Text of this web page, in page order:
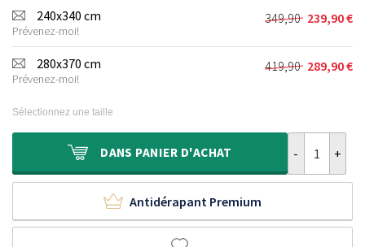
initial
était :
249,90 €.
actuel
est :
169,90 €.
240x340 cm
Prévenez-moi!
349,90
Le
prix
initial
était :
239,90€
Le
prix
actuel
est :
280x370 cm
Prévenez-moi!
419,90
Le
419,90 €.
289,90€
Le
289,90 €.
Sélectionnez une taille
DANS PANIER D'ACHAT
Antidérapant Premium